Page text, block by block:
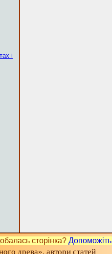
і
сторінка? Допоможіть
древа», автори статей